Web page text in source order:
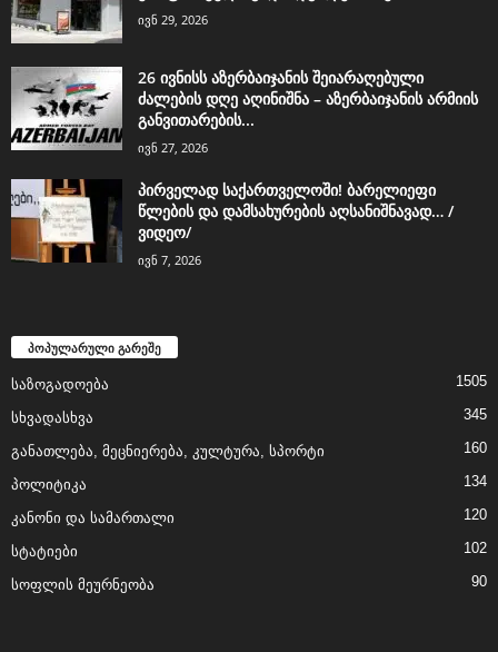
ივნ 29, 2026
26 ივნისს აზერბაიჯანის შეიარაღებული
ძალების დღე აღინიშნა – აზერბაიჯანის არმიის
განვითარების...
ივნ 27, 2026
პირველად საქართველოში! ბარელიეფი
წლების და დამსახურების აღსანიშნავად… /
ვიდეო/
ივნ 7, 2026
პოპულარული გარეშე
საზოგადოება 1505
სხვადასხვა 345
განათლება, მეცნიერება, კულტურა, სპორტი 160
პოლიტიკა 134
კანონი და სამართალი 120
სტატიები 102
სოფლის მეურნეობა 90